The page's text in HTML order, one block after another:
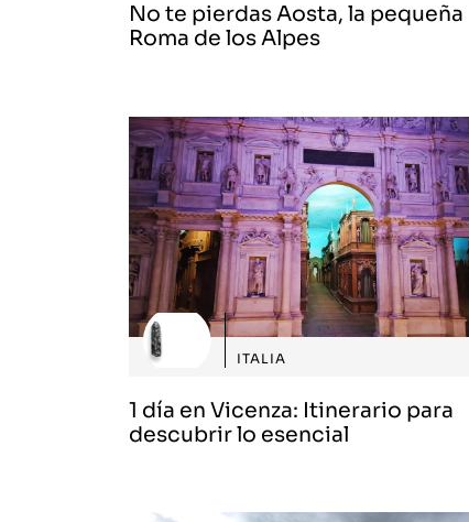
No te pierdas Aosta, la pequeña
Roma de los Alpes
ITALIA
1 día en Vicenza: Itinerario para
descubrir lo esencial